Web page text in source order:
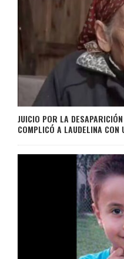
JUICIO POR LA
COMPLICÓ A LAUDELINA CON